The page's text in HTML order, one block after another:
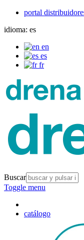
portal
idioma: es
en
es
fr
Buscar
Toggle menu
catálogo